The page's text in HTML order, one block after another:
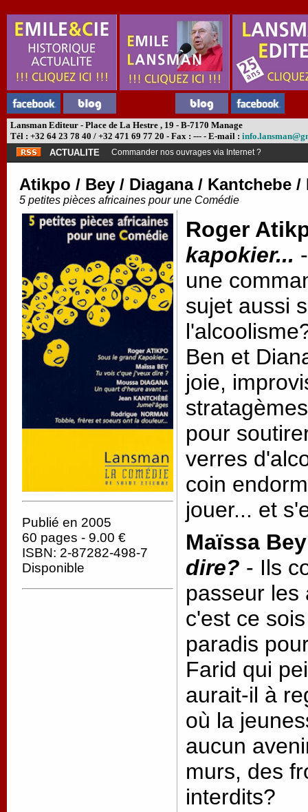
Lansman Editeur - Place de La Hestre , 19 - B-7170 Manage
Tél : +32 64 23 78 40 / +32 471 69 77 20 - Fax : --- - E-mail :
ACTUALITE
Commander nos ouvrages via Internet ?
Atikpo / Bey / Diagana / Kantchebe /
5 petites pièces africaines pour une Comédie
Publié en 2005
60 pages - 9.00 €
ISBN: 2-87282-498-7
Disponible
Roger
kapokier...
une
sujet aussi
Ben et
joie,
pour
verres
coin
jouer... et
Maïssa
dire? - Ils
passeur les
c'est ce
paradis
Farid qui
aurait-il à
où la
aucun
murs, des
interdits?